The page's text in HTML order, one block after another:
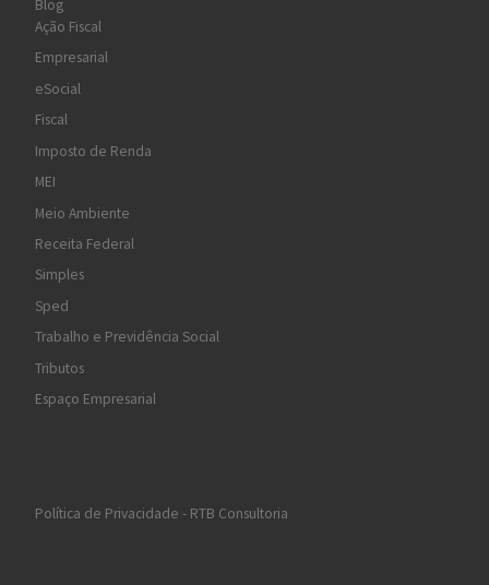
Blog
Ação Fiscal
Empresarial
eSocial
Fiscal
Imposto de Renda
MEI
Meio Ambiente
Receita Federal
Simples
Sped
Trabalho e Previdência Social
Tributos
Espaço Empresarial
Política de Privacidade - RTB Consultoria